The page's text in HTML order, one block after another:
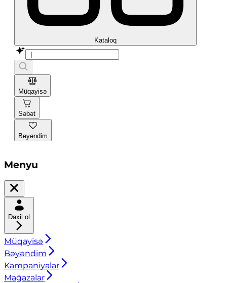
Kataloq
Müqayisə
Səbət
Bəyəndim
Menyu
Daxil ol
Müqayisə
Bəyəndim
Kampaniyalar
Mağazalar